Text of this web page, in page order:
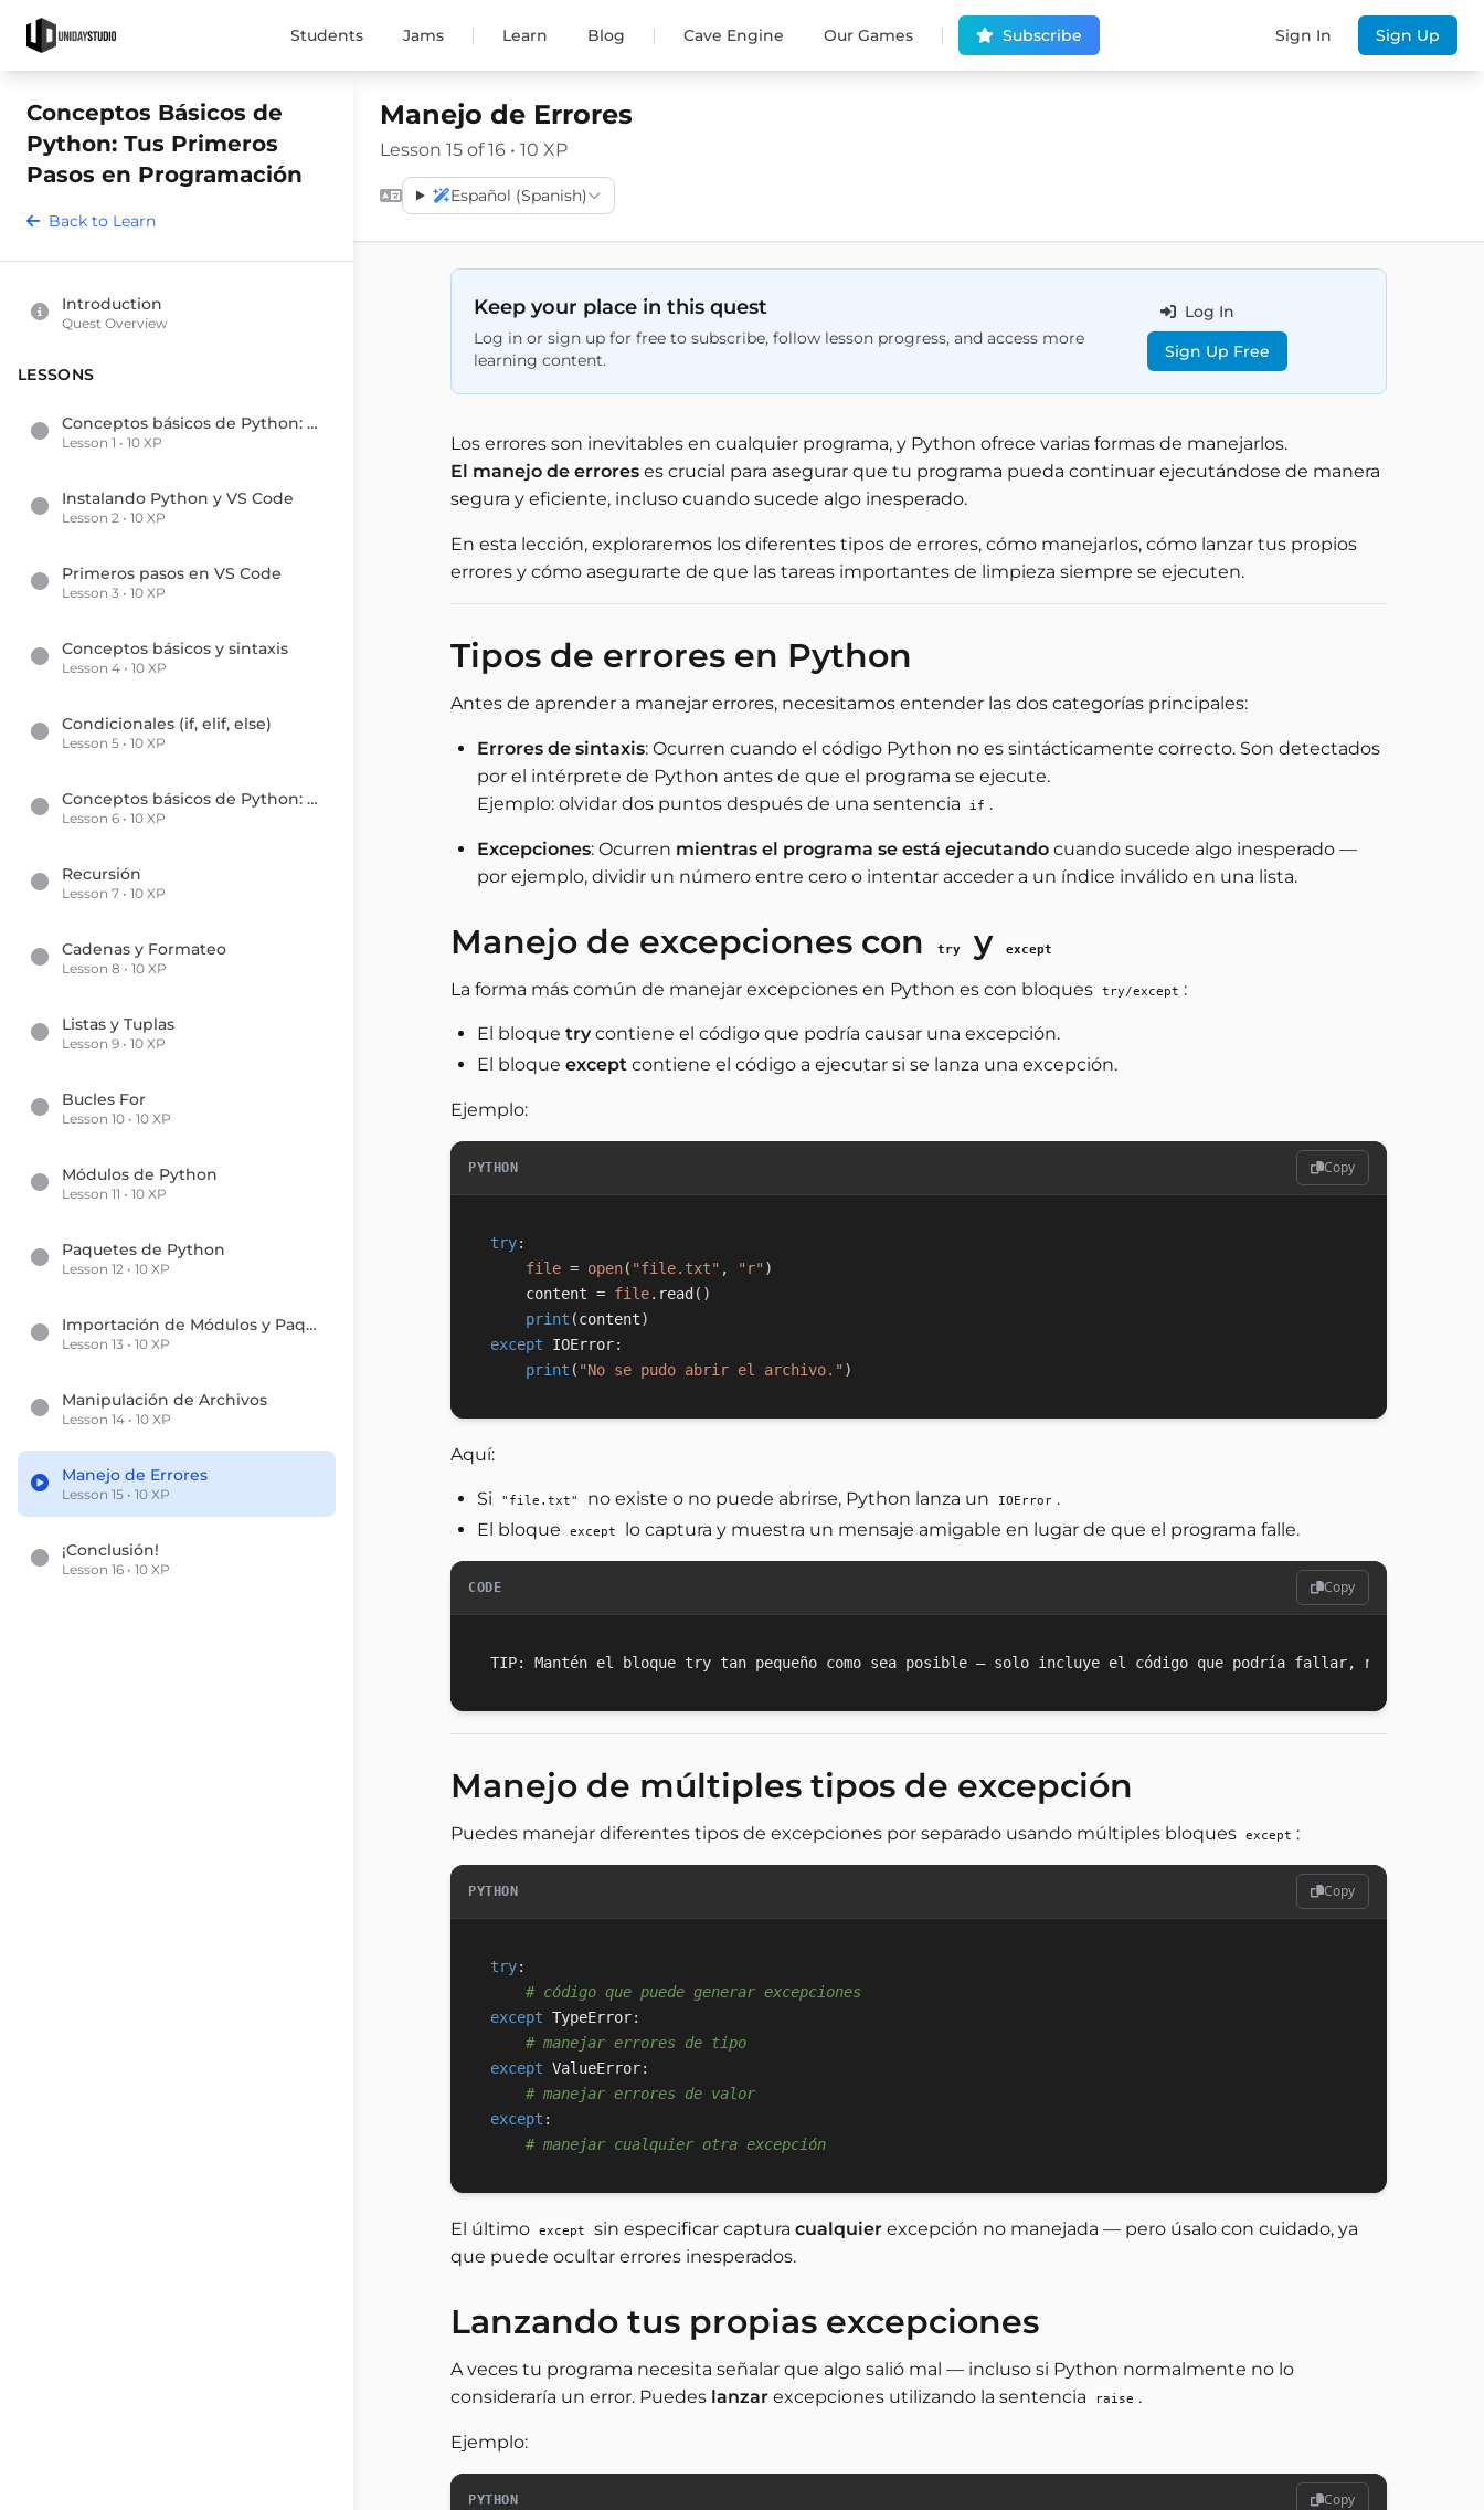
Students Jams | Learn Blog | Cave Engine Our Games | Subscribe Sign In Sign Up
Conceptos Básicos de
Python: Tus Primeros
Pasos en Programación
Back to Learn
Introduction
Quest Overview
LESSONS
Conceptos básicos de Python: tus primeros pasos en programación
Lesson 1 • 10 XP
Instalando Python y VS Code
Lesson 2 • 10 XP
Primeros pasos en VS Code
Lesson 3 • 10 XP
Conceptos básicos y sintaxis
Lesson 4 • 10 XP
Condicionales (if, elif, else)
Lesson 5 • 10 XP
Conceptos básicos de Python: tus primeros pasos en programación
Lesson 6 • 10 XP
Recursión
Lesson 7 • 10 XP
Cadenas y Formateo
Lesson 8 • 10 XP
Listas y Tuplas
Lesson 9 • 10 XP
Bucles For
Lesson 10 • 10 XP
Módulos de Python
Lesson 11 • 10 XP
Paquetes de Python
Lesson 12 • 10 XP
Importación de Módulos y Paquetes
Lesson 13 • 10 XP
Manipulación de Archivos
Lesson 14 • 10 XP
Manejo de Errores
Lesson 15 • 10 XP
¡Conclusión!
Lesson 16 • 10 XP
Manejo de Errores
Lesson 15 of 16 • 10 XP
Español (Spanish)
Keep your place in this quest
Log in or sign up for free to subscribe, follow lesson progress, and access more
learning content.
Log In
Sign Up Free
Los errores son inevitables en cualquier programa, y Python ofrece varias formas de manejarlos.
El manejo de errores es crucial para asegurar que tu programa pueda continuar ejecutándose de manera
segura y eficiente, incluso cuando sucede algo inesperado.
En esta lección, exploraremos los diferentes tipos de errores, cómo manejarlos, cómo lanzar tus propios
errores y cómo asegurarte de que las tareas importantes de limpieza siempre se ejecuten.
Tipos de errores en Python
Antes de aprender a manejar errores, necesitamos entender las dos categorías principales:
Errores de sintaxis: Ocurren cuando el código Python no es sintácticamente correcto. Son detectados
por el intérprete de Python antes de que el programa se ejecute.
Ejemplo: olvidar dos puntos después de una sentencia
if .
Excepciones: Ocurren mientras el programa se está ejecutando cuando sucede algo inesperado —
por ejemplo, dividir un número entre cero o intentar acceder a un índice inválido en una lista.
Manejo de excepciones con try y except
La forma más común de manejar excepciones en Python es con bloques try/except :
El bloque trycontiene el código que podría causar una excepción.
El bloque except contiene el código a ejecutar si se lanza una excepción.
Ejemplo:
PYTHON Copy
try:
file = open( "file.txt" , "r" )
    content
= file. read ( )
print (content)
except IOError:
print ( "No se pudo abrir el archivo." )
Aquí:
Si "file.txt" no existe o no puede abrirse, Python lanza un IOError .
El bloque
except lo captura y muestra un mensaje amigable en lugar de que el programa falle.
CODE Copy
Manejo de múltiples tipos de excepción
Puedes manejar diferentes tipos de excepciones por separado usando múltiples bloques except :
PYTHON Copy
try:
# código que puede generar excepciones
except TypeError:
# manejar errores de tipo
except ValueError:
# manejar errores de valor
except :
# manejar cualquier otra excepción
El último except sin especificar captura cualquier excepción no manejada — pero úsalo con cuidado, ya
que puede ocultar errores inesperados.
Lanzando tus propias excepciones
A veces tu programa necesita señalar que algo salió mal — incluso si Python normalmente no lo
consideraría un error. Puedes lanzar excepciones utilizando la sentencia raise .
Ejemplo:
PYTHON Copy